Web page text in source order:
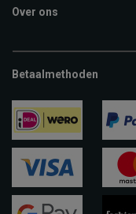
Over ons
Betaalmethoden
ideal paypal
visa